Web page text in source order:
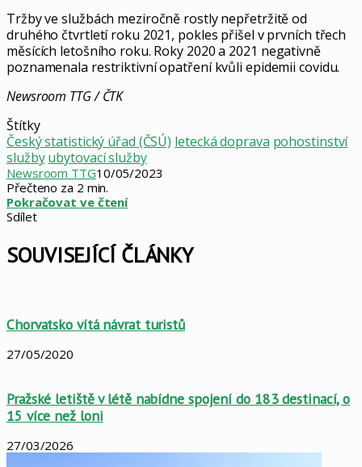
Tržby ve službách meziročně rostly nepřetržitě od
druhého čtvrtletí roku 2021, pokles přišel v prvních třech
měsících letošního roku. Roky 2020 a 2021 negativně
poznamenala restriktivní opatření kvůli epidemii covidu.
Newsroom TTG / ČTK
Štítky
Český statistický úřad (ČSÚ) letecká doprava pohostinství
služby ubytovací služby
Newsroom TTG10/05/2023
Přečteno za 2 min.
Pokračovat ve čtení
Sdílet
mailem
SOUVISEJÍCÍ ČLÁNKY
Chorvatsko vítá návrat turistů
27/05/2020
Pražské letiště v létě nabídne spojení do 183 destinací, o
15 více než loni
27/03/2026